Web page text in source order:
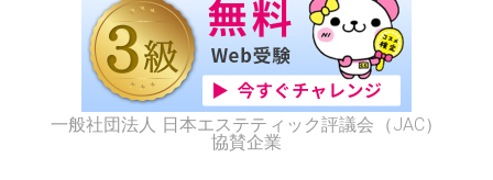
一般社団法人 日本エステティック評議会（JAC）
協賛企業